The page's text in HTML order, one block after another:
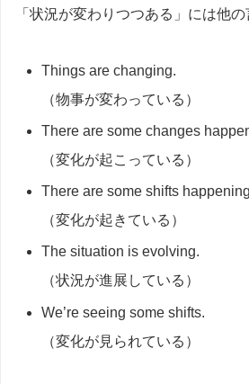
「状況が変わりつつある」には他の
Things are changing.
（物事が変わっている）
There are some changes
（変化が起こっている）
There are some shifts
（変化が起きている）
The situation is evolving.
（状況が進展している）
We’re seeing some shifts.
（変化が見られている）